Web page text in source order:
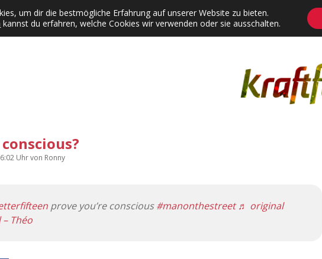
Menü öffnen
KFMW-Disco Dates Instagrams Contact Adventskalender Dropdown-Menü öffnen
Uhrvon Ronny
prove you’re conscious#manonthestreet ♬ original
Théo
um dir die bestmögliche Erfahrung auf unserer Website zu bieten.
kannst du erfahren, welche Cookies wir verwenden oder sie ausschalten.